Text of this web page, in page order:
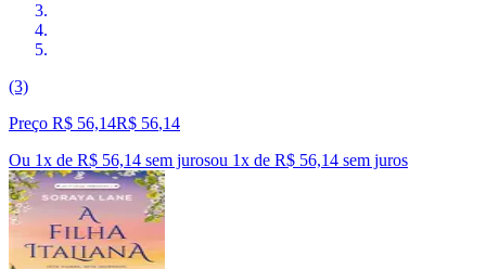
(3)
Preço R$ 56,14R$ 56,14
Ou 1x de R$ 56,14 sem jurosou 1x de R$ 56,14 sem juros